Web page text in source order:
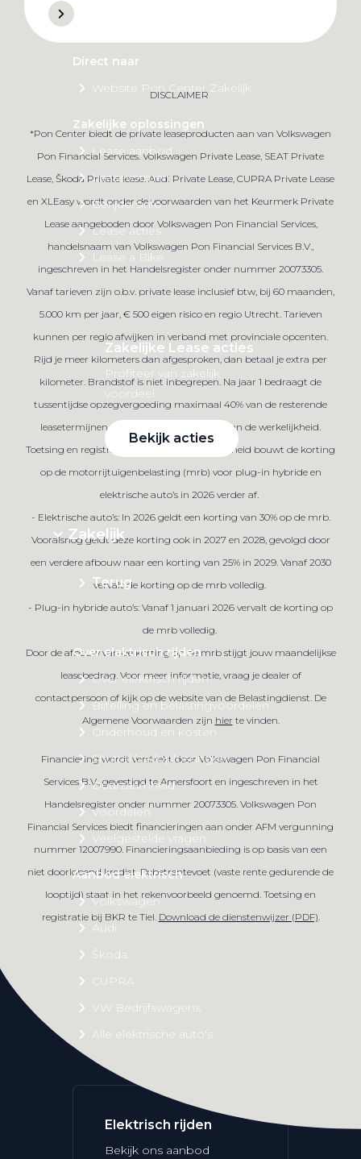
Direct naar
Website Pon Center Zakelijk
Zakelijke oplossingen
Lease aanbod
Leasevormen
Berijdersinfo
Lease acties
Lease a Bike
Zakelijke Lease acties
Profiteer van zakelijk
voordeel
Bekijk acties
Zakelijk
Terug
Over elektrisch rijden
Over elektrisch rijden
Bijtelling en belastingvoordelen
Onderhoud en kosten
Shuttel laadoplossingen
Duurzaamheid
Voordelen
Veelgestelde vragen
Aanbod elektrisch
Volkswagen
Audi
Škoda
CUPRA
VW Bedrijfswagens
Alle elektrische auto's
Elektrisch rijden
Bekijk ons aanbod
DISCLAIMER
*Pon Center biedt de private leaseproducten aan van Volkswagen
Pon Financial Services. Volkswagen Private Lease, SEAT Private
Lease, Škoda Private lease. Audi Private Lease, CUPRA Private Lease
en XLEasy wordt onder de voorwaarden van het Keurmerk Private
Lease aangeboden door Volkswagen Pon Financial Services,
handelsnaam van Volkswagen Pon Financial Services B.V.,
ingeschreven in het Handelsregister onder nummer 20073305.
Vanaf tarieven zijn o.b.v. private lease inclusief btw, bij 60 maanden,
5.000 km per jaar, € 500 eigen risico en regio Utrecht. Tarieven
kunnen per regio afwijken in verband met provinciale opcenten.
Rijd je meer kilometers dan afgesproken, dan betaal je extra per
kilometer. Brandstof is niet inbegrepen. Na jaar 1 bedraagt de
tussentijdse opzegvergoeding maximaal 40% van de resterende
leasetermijnen. Afbeelding kan afwijken van de werkelijkheid.
Toetsing en registratie bij BKR te Tiel. De overheid bouwt de korting
op de motorrijtuigenbelasting (mrb) voor plug-in hybride en
elektrische auto’s in 2026 verder af.
- Elektrische auto’s: In 2026 geldt een korting van 30% op de mrb.
Vooralsnog geldt deze korting ook in 2027 en 2028, gevolgd door
een verdere afbouw naar een korting van 25% in 2029. Vanaf 2030
vervalt de korting op de mrb volledig.
- Plug-in hybride auto’s: Vanaf 1 januari 2026 vervalt de korting op
de mrb volledig.
Door de afbouw van de korting op de mrb stijgt jouw maandelijkse
leasebedrag. Voor meer informatie, vraag je dealer of
contactpersoon of kijk op de website van de Belastingdienst. De
Algemene Voorwaarden zijn hier te vinden.
Financiering wordt verstrekt door Volkswagen Pon Financial
Services B.V., gevestigd te Amersfoort en ingeschreven in het
Handelsregister onder nummer 20073305. Volkswagen Pon
Financial Services biedt financieringen aan onder AFM vergunning
nummer 12007990. Financieringsaanbieding is op basis van een
niet doorlopend krediet. Debetrentevoet (vaste rente gedurende de
looptijd) staat in het rekenvoorbeeld genoemd. Toetsing en
registratie bij BKR te Tiel. Download de dienstenwijzer (PDF).